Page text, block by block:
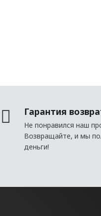
Гарантия
Не понравился наш
Возвращайте, и мы
деньги!